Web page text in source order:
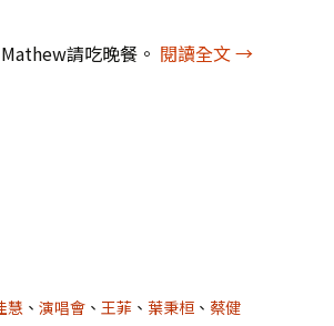
請吃晚餐。 閱讀全文蛋堡演唱會
→
慧 、 演唱會 、 王菲 、 葉秉桓 、 蔡健